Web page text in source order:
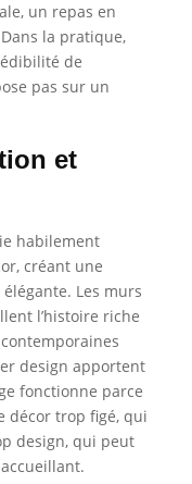
un repas en
la pratique,
de
pas sur un
et
habilement
créant une
Les murs
l’histoire riche
design apportent
fonctionne parce
décor trop figé, qui
design, qui peut